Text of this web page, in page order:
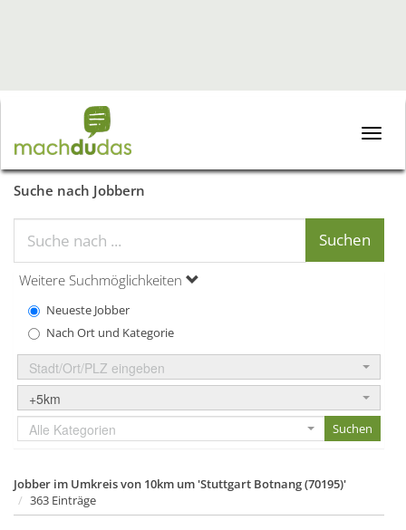
Toggle
Suche nach Jobbern
Weitere Suchmöglichkeiten
Neueste Jobber
Nach Ort und Kategorie
Stadt/Ort/PLZ eingeben
+5km
Alle Kategorien
Jobber im Umkreis von 10km um 'Stuttgart Botnang (70195)'
363 Einträge